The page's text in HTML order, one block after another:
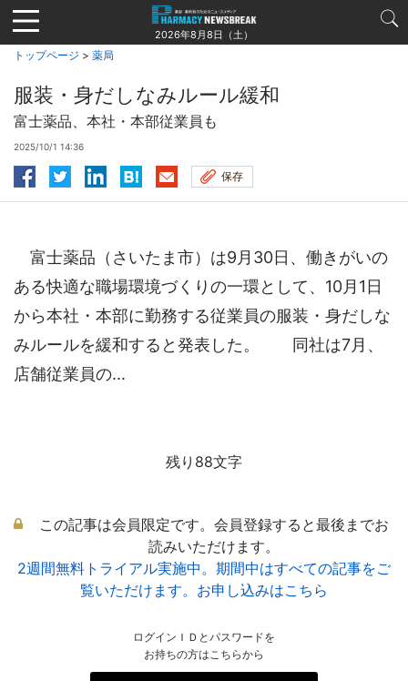
Jump
to
navigation
2026年8月8日（土）
トップページ > 薬局
服装・身だしなみルール緩和
富士薬品、本社・本部従業員も
2025/10/1 14:36
保存
富士薬品（さいたま市）は9月30日、働きがいの
ある快適な職場環境づくりの一環として、10月1日
から本社・本部に勤務する従業員の服装・身だしな
みルールを緩和すると発表した。 同社は7月、
店舗従業員の...
残り88文字
この記事は会員限定です。会員登録すると最後までお
読みいただけます。
2週間無料トライアル実施中。期間中はすべての記事をご
覧いただけます。お申し込みはこちら
ログインＩＤとパスワードを
お持ちの方はこちらから